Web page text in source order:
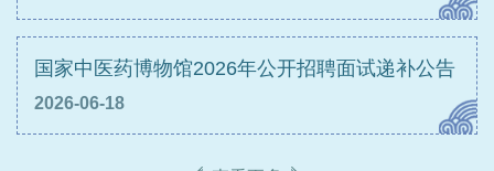
国家中医药博物馆2026年公开招聘面试递补公告
2026-06-18